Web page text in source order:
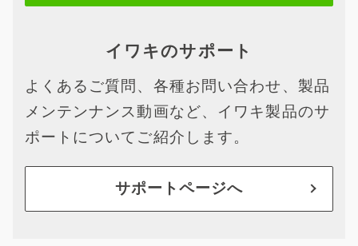
イワキのサポート
よくあるご質問、各種お問い合わせ、製品
メンテンナンス動画など、イワキ製品のサ
ポートについてご紹介します。
サポートページへ